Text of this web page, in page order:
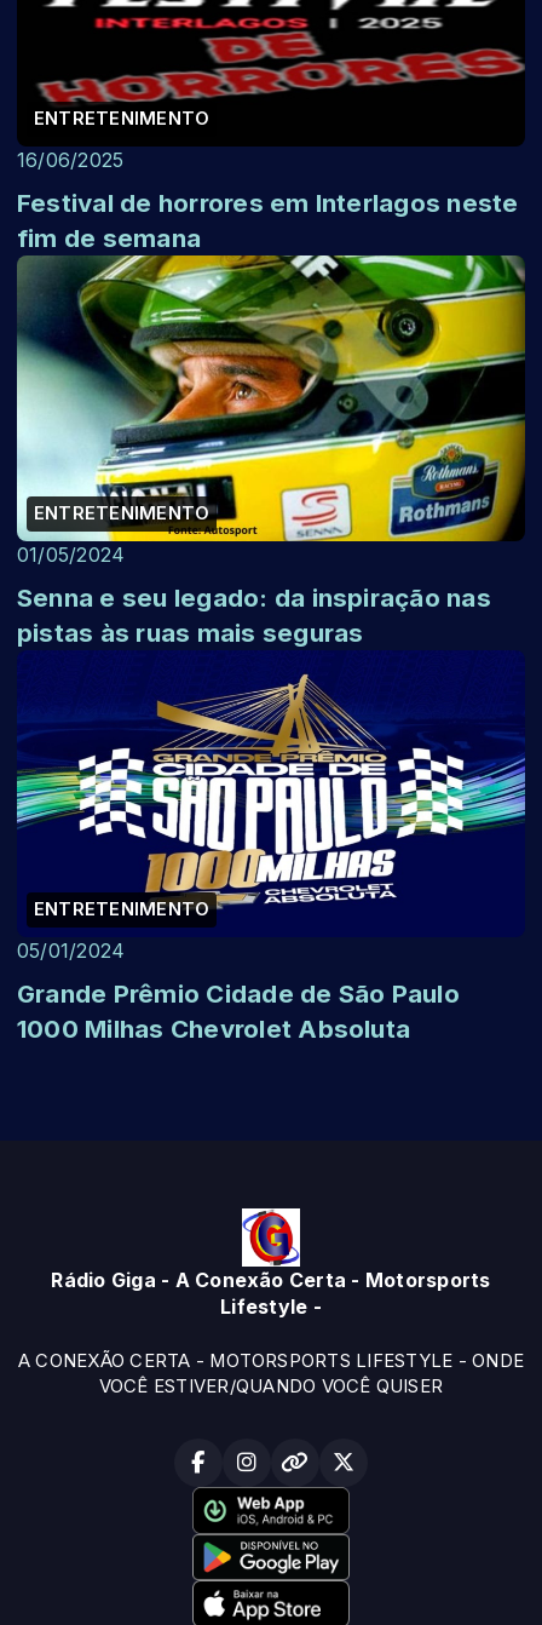
ENTRETENIMENTO
16/06/2025
Festival de horrores em Interlagos neste
fim de semana
ENTRETENIMENTO
01/05/2024
Senna e seu legado: da inspiração nas
pistas às ruas mais seguras
ENTRETENIMENTO
05/01/2024
Grande Prêmio Cidade de São Paulo
1000 Milhas Chevrolet Absoluta
Rádio Giga - A Conexão Certa - Motorsports
Lifestyle -
A CONEXÃO CERTA - MOTORSPORTS LIFESTYLE - ONDE
VOCÊ ESTIVER/QUANDO VOCÊ QUISER